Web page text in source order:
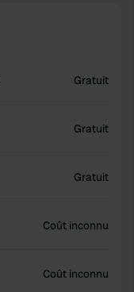
Gratuit
Gratuit
Gratuit
Coût inconnu
Coût inconnu